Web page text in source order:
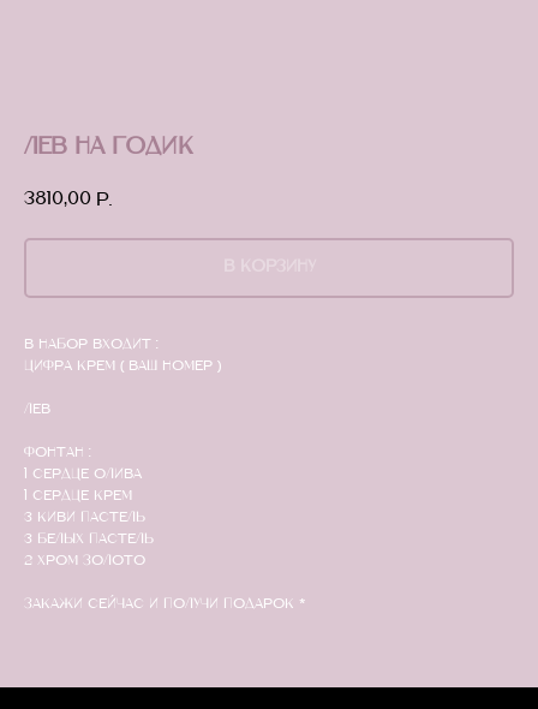
Лев на годик
3810,00 р.
В набор входит :
Цифра крем ( ваш номер )
лев
Фонтан :
1 сердце олива
1 сердце крем
3 киви пастель
3 белых пастель
2 хром золото
Закажи сейчас и получи подарок *